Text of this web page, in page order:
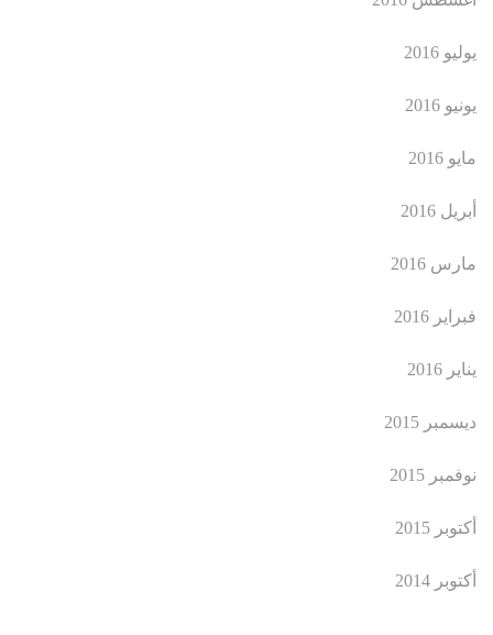
يوليو 2016
يونيو 2016
مايو 2016
أبريل 2016
مارس 2016
فبراير 2016
يناير 2016
ديسمبر 2015
نوفمبر 2015
أكتوبر 2015
أكتوبر 2014